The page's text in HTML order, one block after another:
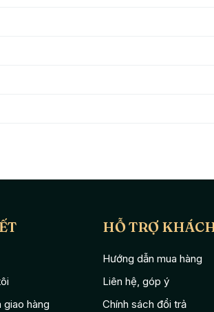
giao hàng
HỖ TRỢ
Hướng dẫn mua hàng
Liên hệ, góp ý
Chính sách đổi trả